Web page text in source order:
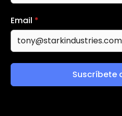
Email *
Suscríbete